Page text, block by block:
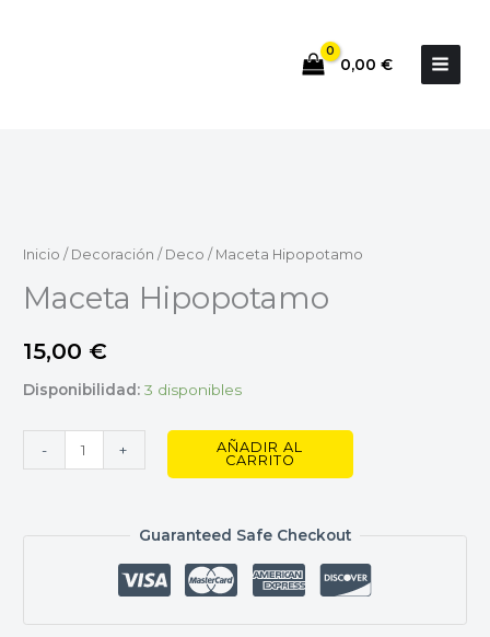
0,00 €
Inicio / Decoración / Deco / Maceta Hipopotamo
Maceta Hipopotamo
15,00 €
Disponibilidad: 3 disponibles
- +
AÑADIR AL
CARRITO
Guaranteed Safe Checkout